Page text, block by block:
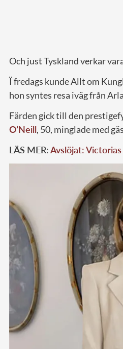
Och just Tyskland verkar
Ï fredags kunde Allt om
hon syntes resa iväg från
Färden gick till den
O’Neill, 50, minglade med
LÄS MER:Avslöjat: